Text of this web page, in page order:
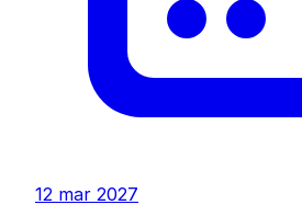
12 mar 2027